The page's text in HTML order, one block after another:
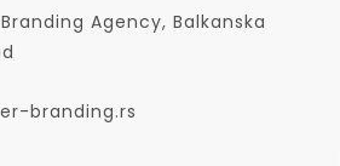
Agency, Balkanska
branding.rs